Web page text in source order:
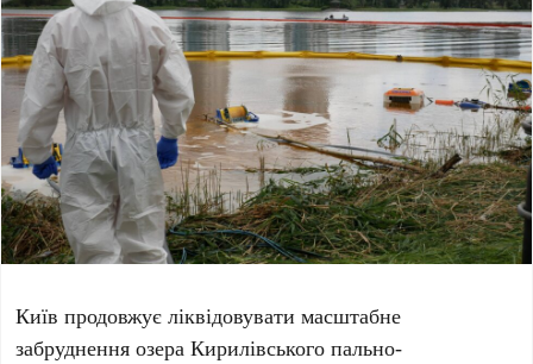
Київ продовжує ліквідовувати масштабне
забрудненняозера Кирилівського пально-